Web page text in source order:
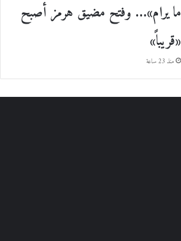
ما يرام»… وفتح مضيق هرمز أصبح
«قريباً»
منذ 23 ساعة